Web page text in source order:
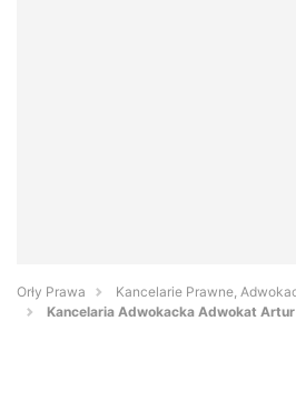
Orły Prawa
Kancelarie Prawne,
Kancelaria Adwokacka Adwokat